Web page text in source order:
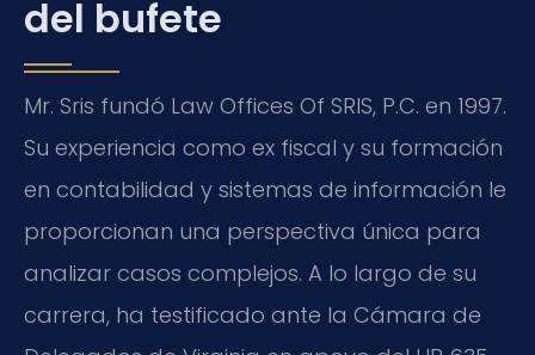
del bufete
Mr. Sris fundó Law Offices Of SRIS, P.C. en 1997.
Su experiencia como ex fiscal y su formación
en contabilidad y sistemas de información le
proporcionan una perspectiva única para
analizar casos complejos. A lo largo de su
carrera, ha testificado ante la Cámara de